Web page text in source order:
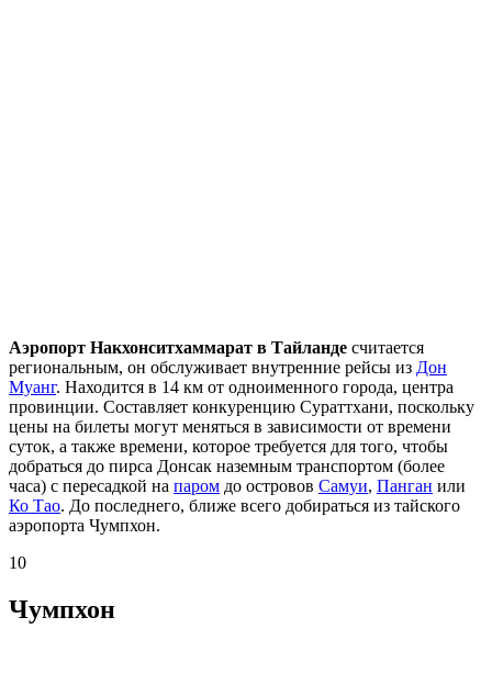
Аэропорт Накхонситхаммарат в Тайланде считается
региональным, он обслуживает внутренние рейсы из Дон
Муанг. Находится в 14 км от одноименного города, центра
провинции. Составляет конкуренцию Сураттхани, поскольку
цены на билеты могут меняться в зависимости от времени
суток, а также времени, которое требуется для того, чтобы
добраться до пирса Донсак наземным транспортом (более
часа) с пересадкой на паром до островов Самуи, Панган или
Ко Тао. До последнего, ближе всего добираться из тайского
аэропорта Чумпхон.
10
Чумпхон